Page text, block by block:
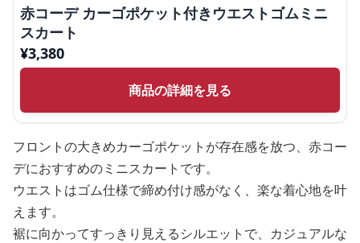
赤コーデ カーゴポケット付きウエストゴムミニ
スカート
¥3,380
商品の詳細を見る
フロントの大きめカーゴポケットが存在感を放つ、赤コー
デにおすすめのミニスカートです。
ウエストはゴム仕様で締め付け感がなく、楽な着心地を叶
えます。
裾に向かってすっきり見えるシルエットで、カジュアルな